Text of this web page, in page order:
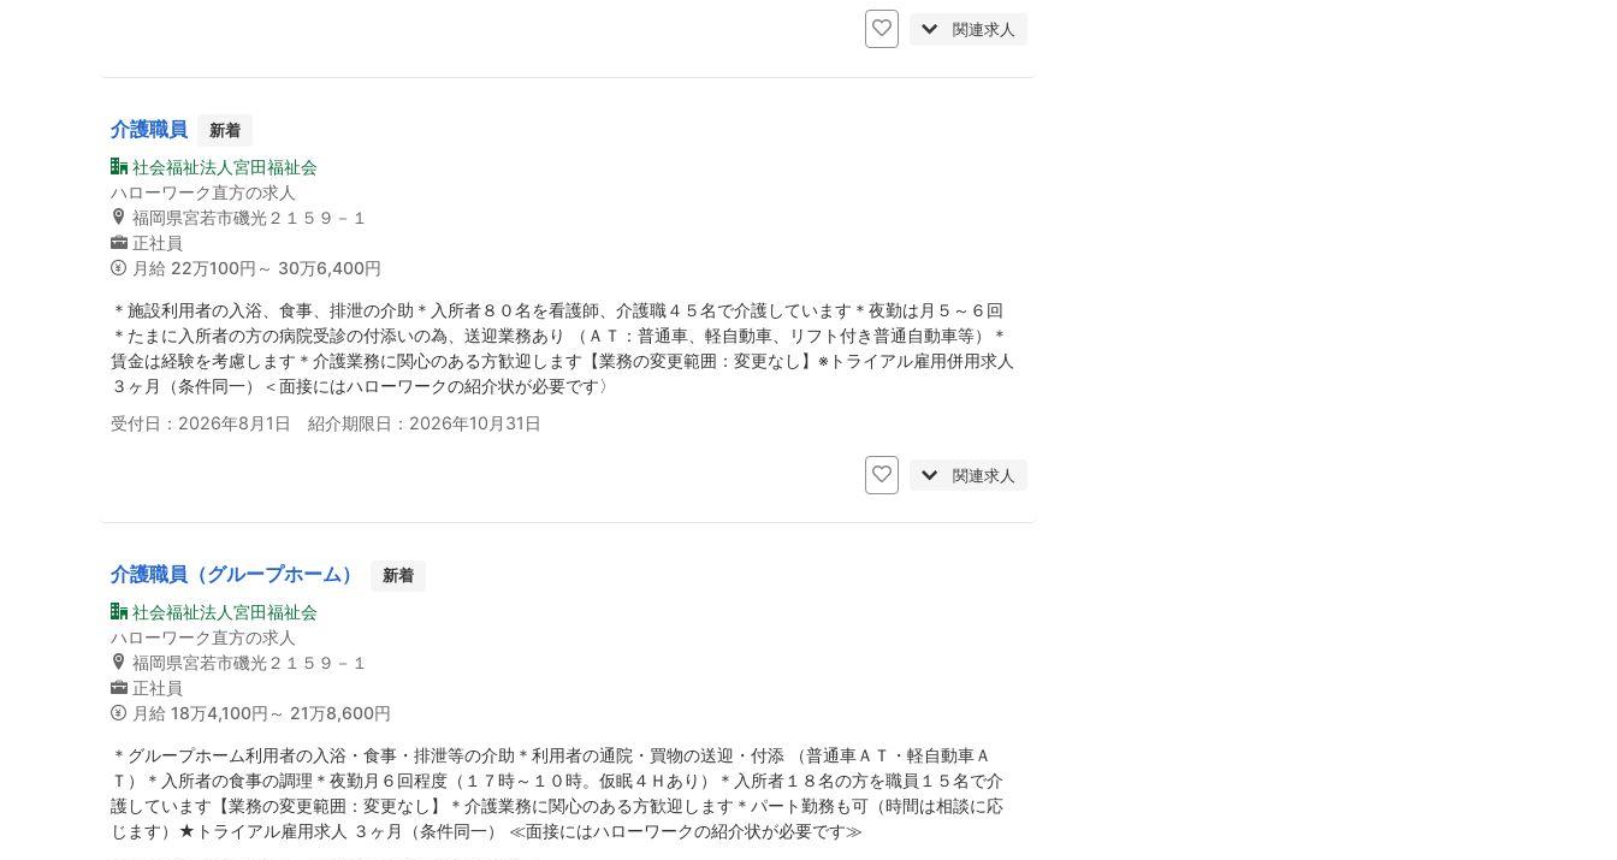
関連求人
介護職員 新着
社会福祉法人宮田福祉会
ハローワーク直方の求人
福岡県宮若市磯光２１５９－１
正社員
月給 22万100円～ 30万6,400円
＊施設利用者の入浴、食事、排泄の介助＊入所者８０名を看護師、介護職４５名で介護しています＊夜勤は月５～６回
＊たまに入所者の方の病院受診の付添いの為、送迎業務あり （ＡＴ：普通車、軽自動車、リフト付き普通自動車等）＊
賃金は経験を考慮します＊介護業務に関心のある方歓迎します【業務の変更範囲：変更なし】※トライアル雇用併用求人
３ヶ月（条件同一）＜面接にはハローワークの紹介状が必要です〉
受付日：2026年8月1日 紹介期限日：2026年10月31日
関連求人
介護職員（グループホーム） 新着
社会福祉法人宮田福祉会
ハローワーク直方の求人
福岡県宮若市磯光２１５９－１
正社員
月給 18万4,100円～ 21万8,600円
＊グループホーム利用者の入浴・食事・排泄等の介助＊利用者の通院・買物の送迎・付添 （普通車ＡＴ・軽自動車Ａ
Ｔ）＊入所者の食事の調理＊夜勤月６回程度（１７時～１０時。仮眠４Ｈあり）＊入所者１８名の方を職員１５名で介
護しています【業務の変更範囲：変更なし】＊介護業務に関心のある方歓迎します＊パート勤務も可（時間は相談に応
じます）★トライアル雇用求人 ３ヶ月（条件同一） ≪面接にはハローワークの紹介状が必要です≫